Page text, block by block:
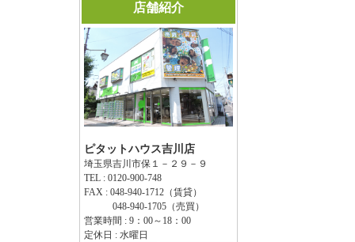
店舗紹介
ピタットハウス吉川店
埼玉県吉川市保１－２９－９
TEL : 0120-900-748
FAX : 048-940-1712（賃貸）
048-940-1705（売買）
営業時間 : 9：00～18：00
定休日 : 水曜日